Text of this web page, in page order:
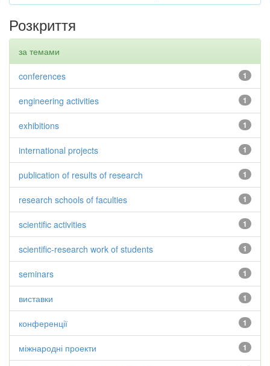
Розкриття
за темами
1
conferences
1
engineering activities
1
exhibitions
1
international projects
1
publication of results of research
1
research schools of faculties
1
scientific activities
1
scientific-research work of students
1
seminars
1
виставки
1
конференції
1
міжнародні проекти